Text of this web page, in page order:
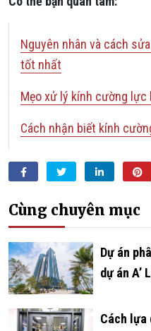
Nguyên nhân và cách
tốt nhất
Mẹo xử lý kính cường
Cách nhận biết kính
FacebookTwitter LinkedIn
Cùng chuyên mục
­­­­­­Dự án
dự án A’
Cách lựa